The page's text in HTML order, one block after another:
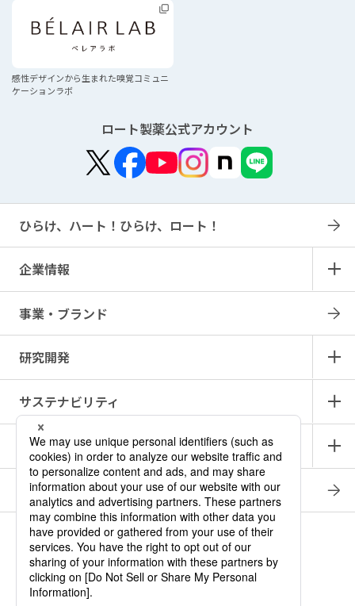
感性デザインから生まれた嗅覚コミュニ
ケーションラボ
ロート製薬公式アカウント
ひらけ、ハート！ひらけ、ロート！
企業情報
事業・ブランド
研究開発
サステナビリティ
IR情報
採用情報
商品情報サイト
產品中文介紹
ロート メディカル・アイ
ニュース
お問い合わせ